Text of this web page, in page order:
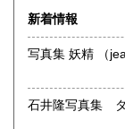
沿線名：日豊線
最寄駅：JR 大
営業時間：11:00
書籍の買取につ
新着情報
写